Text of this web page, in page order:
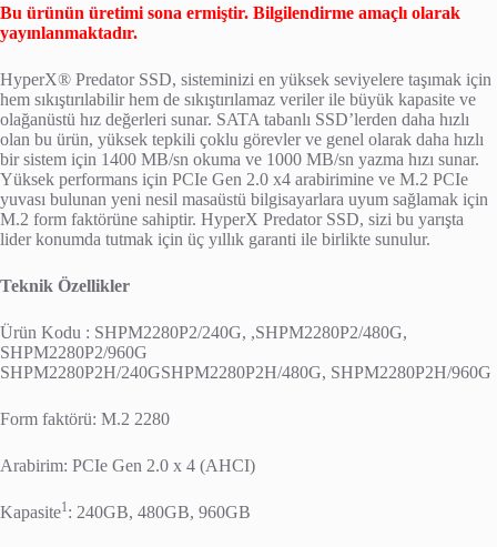
Bu ürünün üretimi sona ermiştir. Bilgilendirme amaçlı olarak
yayınlanmaktadır.
HyperX® Predator SSD, sisteminizi en yüksek seviyelere taşımak için
hem sıkıştırılabilir hem de sıkıştırılamaz veriler ile büyük kapasite ve
olağanüstü hız değerleri sunar. SATA tabanlı SSD’lerden daha hızlı
olan bu ürün, yüksek tepkili çoklu görevler ve genel olarak daha hızlı
bir sistem için 1400 MB/sn okuma ve 1000 MB/sn yazma hızı sunar.
Yüksek performans için PCIe Gen 2.0 x4 arabirimine ve M.2 PCIe
yuvası bulunan yeni nesil masaüstü bilgisayarlara uyum sağlamak için
M.2 form faktörüne sahiptir. HyperX Predator SSD, sizi bu yarışta
lider konumda tutmak için üç yıllık garanti ile birlikte sunulur.
Teknik Özellikler
Ürün Kodu : SHPM2280P2/240G, ,SHPM2280P2/480G,
SHPM2280P2/960G
SHPM2280P2H/240GSHPM2280P2H/480G, SHPM2280P2H/960G
Form faktörü: M.2 2280
Arabirim: PCIe Gen 2.0 x 4 (AHCI)
Kapasite1 : 240GB, 480GB, 960GB